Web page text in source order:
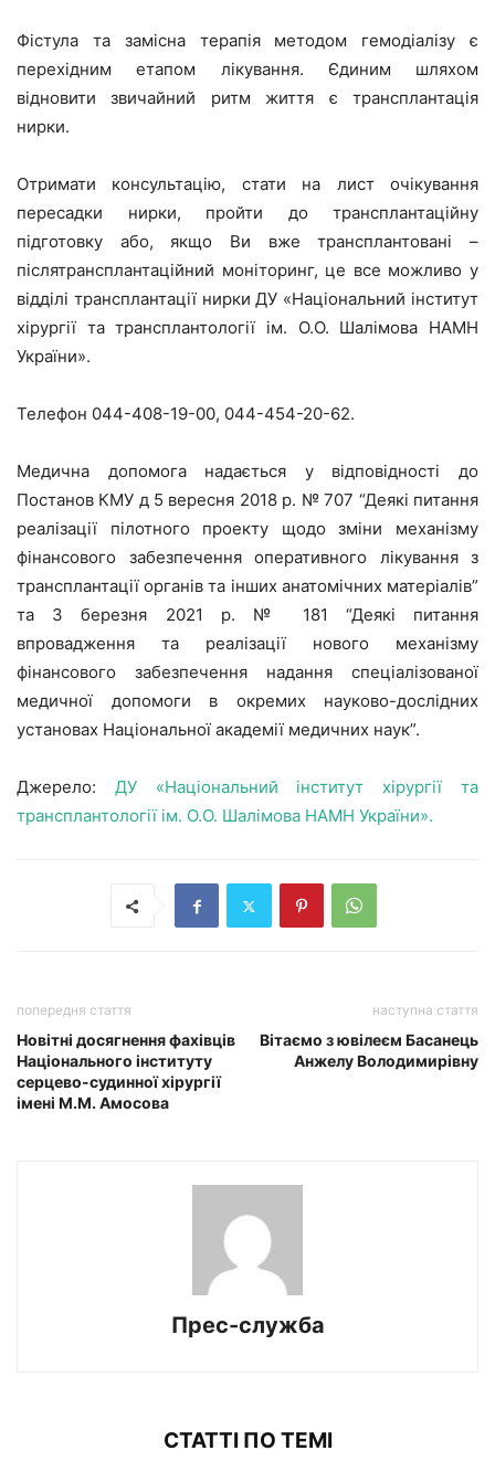
Фістула та замісна терапія методом гемодіалізу є
перехідним етапом лікування. Єдиним шляхом
відновити звичайний ритм життя є трансплантація
нирки.
Отримати консультацію, стати на лист очікування
пересадки нирки, пройти до трансплантаційну
підготовку або, якщо Ви вже трансплантовані –
післятрансплантаційний моніторинг, це все можливо у
відділі трансплантації нирки ДУ «Національний інститут
хірургії та трансплантології ім. О.О. Шалімова НАМН
України».
Телефон 044-408-19-00, 044-454-20-62.
Медична допомога надається у відповідності до
Постанов КМУ д 5 вересня 2018 р. № 707 “Деякі питання
реалізації пілотного проекту щодо зміни механізму
фінансового забезпечення оперативного лікування з
трансплантації органів та інших анатомічних матеріалів”
та 3 березня 2021 р. № 181 “Деякі питання
впровадження та реалізації нового механізму
фінансового забезпечення надання спеціалізованої
медичної допомоги в окремих науково-дослідних
установах Національної академії медичних наук”.
Джерело: ДУ «Національний інститут хірургії та
трансплантології ім. О.О. Шалімова НАМН України».
попередня стаття
Новітні досягнення фахівців
Національного інституту
серцево-судинної хірургії
імeні М.М. Амосова
наступна стаття
Вітаємо з ювілеєм Басанець
Анжелу Володимирівну
Прес-служба
СТАТТІ ПО ТЕМІ